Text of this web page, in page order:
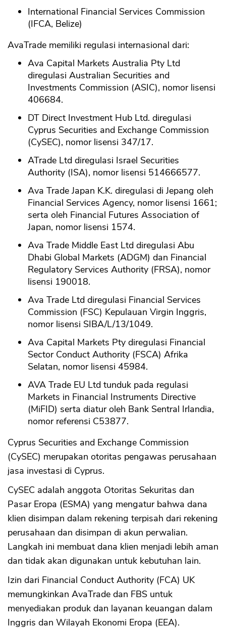
International Financial Services Commission
(IFCA, Belize)
AvaTrade memiliki regulasi internasional dari:
Ava Capital Markets Australia Pty Ltd
diregulasi Australian Securities and
Investments Commission (ASIC), nomor lisensi
406684.
DT Direct Investment Hub Ltd. diregulasi
Cyprus Securities and Exchange Commission
(CySEC), nomor lisensi 347/17.
ATrade Ltd diregulasi Israel Securities
Authority (ISA), nomor lisensi 514666577.
Ava Trade Japan K.K. diregulasi di Jepang oleh
Financial Services Agency, nomor lisensi 1661;
serta oleh Financial Futures Association of
Japan, nomor lisensi 1574.
Ava Trade Middle East Ltd diregulasi Abu
Dhabi Global Markets (ADGM) dan Financial
Regulatory Services Authority (FRSA), nomor
lisensi 190018.
Ava Trade Ltd diregulasi Financial Services
Commission (FSC) Kepulauan Virgin Inggris,
nomor lisensi SIBA/L/13/1049.
Ava Capital Markets Pty diregulasi Financial
Sector Conduct Authority (FSCA) Afrika
Selatan, nomor lisensi 45984.
AVA Trade EU Ltd tunduk pada regulasi
Markets in Financial Instruments Directive
(MiFID) serta diatur oleh Bank Sentral Irlandia,
nomor referensi C53877.
Cyprus Securities and Exchange Commission
(CySEC) merupakan otoritas pengawas perusahaan
jasa investasi di Cyprus.
CySEC adalah anggota Otoritas Sekuritas dan
Pasar Eropa (ESMA) yang mengatur bahwa dana
klien disimpan dalam rekening terpisah dari rekening
perusahaan dan disimpan di akun perwalian.
Langkah ini membuat dana klien menjadi lebih aman
dan tidak akan digunakan untuk kebutuhan lain.
Izin dari Financial Conduct Authority (FCA) UK
memungkinkan AvaTrade dan FBS untuk
menyediakan produk dan layanan keuangan dalam
Inggris dan Wilayah Ekonomi Eropa (EEA).